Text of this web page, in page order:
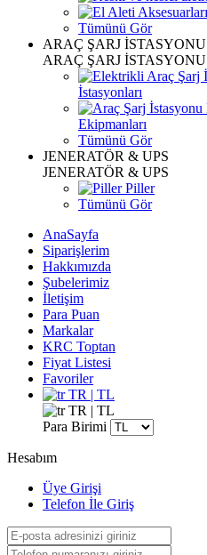
Tümünü Gör
ARAÇ ŞARJ İSTASYONU
ARAÇ ŞARJ İSTASYONU
İstasyonları
Ekipmanları
Tümünü Gör
JENERATÖR & UPS
JENERATÖR & UPS
Piller
Tümünü Gör
AnaSayfa
Siparişlerim
Hakkımızda
Şubelerimiz
İletişim
Para Puan
Markalar
KRC Toptan
Fiyat Listesi
Favoriler
TR | TL
TR | TL
Para Birimi
Hesabım
Üye Girişi
Telefon İle Giriş